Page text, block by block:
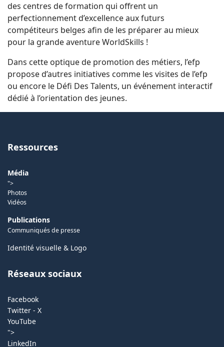
des centres de formation qui offrent un
perfectionnement d’excellence aux futurs
compétiteurs belges afin de les préparer au mieux
pour la grande aventure WorldSkills !
Dans cette optique de promotion des métiers, l’efp
propose d’autres initiatives comme les visites de l’efp
ou encore le Défi Des Talents, un événement interactif
dédié à l’orientation des jeunes.
Ressources
Média
">
Photos
Vidéos
Publications
Communiqués de presse
Identité visuelle & Logo
Réseaux sociaux
Facebook
Twitter - X
YouTube
">
LinkedIn